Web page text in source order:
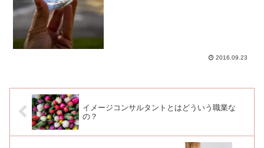
2016.09.23
イメージコンサルタントとはどういう職業な
の？